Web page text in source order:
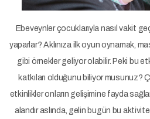
Ebeveynler çocuklarıyla nasıl vakit
yaparlar? Aklınıza ilk oyun oynamak,
gibi örnekler geliyor olabilir. Peki bu
katkıları olduğunu biliyor musunuz?
etkinlikler onların gelişimine fayda
alandır aslında, gelin bugün bu